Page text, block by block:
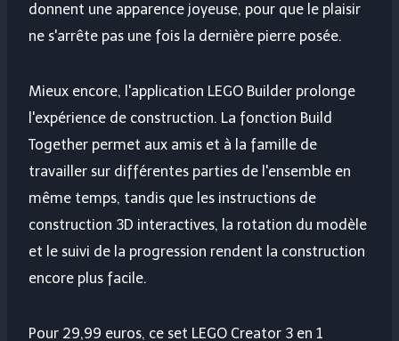
donnent une apparence joyeuse, pour que le plaisir
ne s'arrête pas une fois la dernière pierre posée.
Mieux encore, l'application LEGO Builder prolonge
l'expérience de construction. La fonction Build
Together permet aux amis et à la famille de
travailler sur différentes parties de l'ensemble en
même temps, tandis que les instructions de
construction 3D interactives, la rotation du modèle
et le suivi de la progression rendent la construction
encore plus facile.
Pour 29,99 euros, ce set LEGO Creator 3 en 1